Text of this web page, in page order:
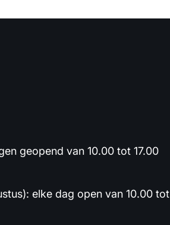
geopend van 10.00 tot 17.00
elke dag open van 10.00 tot